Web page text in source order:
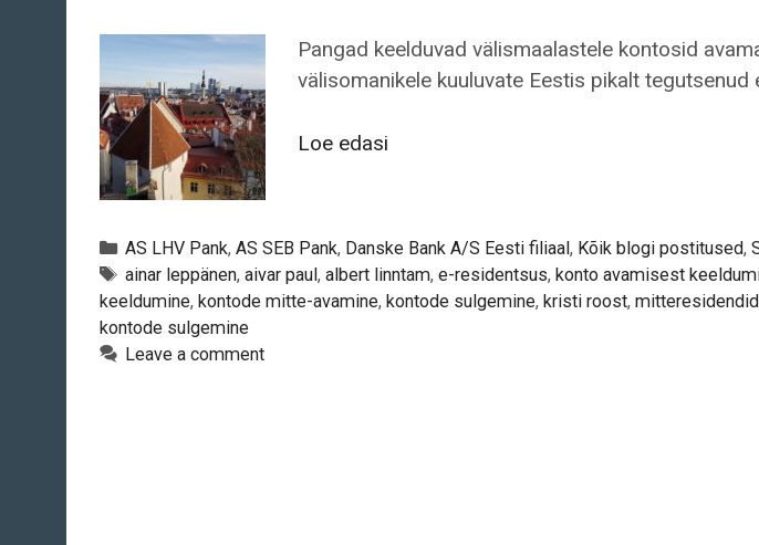
Pangad keelduvad välismaalastele kontosid
välisomanikele kuuluvate Eestis pikalt
Loe edasiPangad
Categories
AS LHV Pank, AS SEB Pank, Danske Bank A/S Eesti filiaal , Kõik blogi postitused,
Tags
ainar leppänen, aivar paul , albert linntam, e-residentsus, konto avamisest
keeldumine, kontode mitte-avamine, kontode sulgemine, kristi roost, mitteresidendid
kontode sulgemine
Leave a comment